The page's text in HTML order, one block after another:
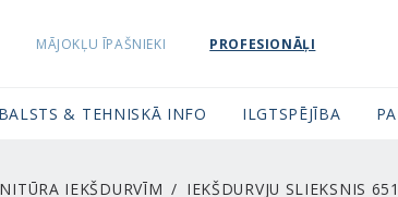
MĀJOKĻU ĪPAŠNIEKI PROFESIONĀĻI
& TEHNISKĀ INFO ILGTSPĒJĪBA
IEKŠDURVĪM IEKŠDURVJU SLIEKSNIS